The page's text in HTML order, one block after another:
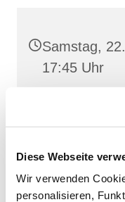
Diese Webseite
Wir verwenden
personalisieren,
Samstag,
17:45 Uhr
St. Josef,
3A, 18437